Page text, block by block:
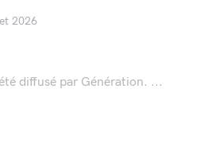
2026
diffusé par Génération. ...